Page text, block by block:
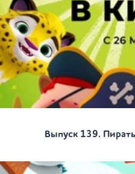
Выпуск 139.